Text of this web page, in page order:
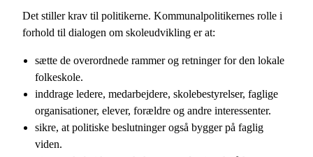
Det stiller krav til politikerne. Kommunalpolitikernes rolle i
forhold til dialogen om skoleudvikling er at:
sætte de overordnede rammer og retninger for den lokale
folkeskole.
inddrage ledere, medarbejdere, skolebestyrelser, faglige
organisationer, elever, forældre og andre interessenter.
sikre, at politiske beslutninger også bygger på faglig
viden.